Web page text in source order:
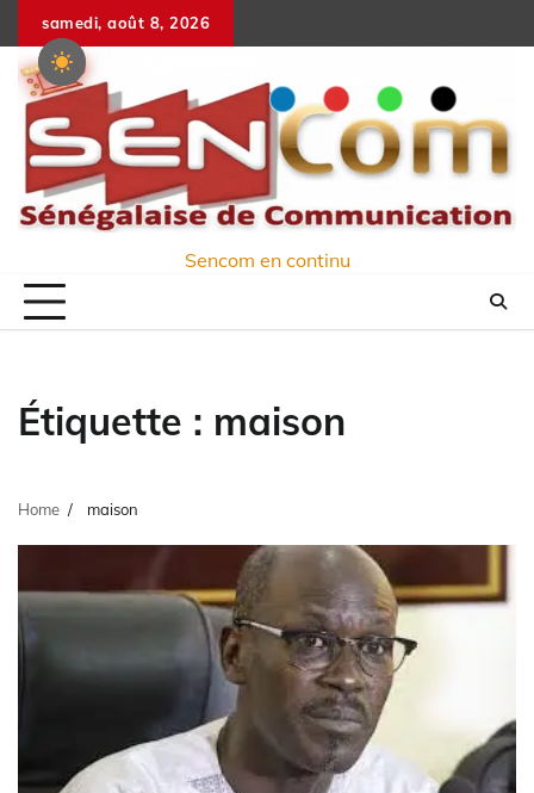
to
content
samedi, août 8, 2026
Sencom en continu
Étiquette : maison
Home maison